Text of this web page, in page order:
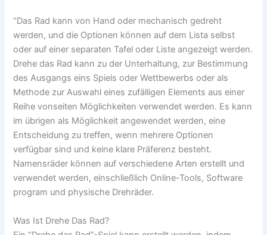
“Das Rad kann von Hand oder mechanisch gedreht
werden, und die Optionen können auf dem Lista selbst
oder auf einer separaten Tafel oder Liste angezeigt werden.
Drehe das Rad kann zu der Unterhaltung, zur Bestimmung
des Ausgangs eins Spiels oder Wettbewerbs oder als
Methode zur Auswahl eines zufälligen Elements aus einer
Reihe vonseiten Möglichkeiten verwendet werden. Es kann
im übrigen als Möglichkeit angewendet werden, eine
Entscheidung zu treffen, wenn mehrere Optionen
verfügbar sind und keine klare Präferenz besteht.
Namensräder können auf verschiedene Arten erstellt und
verwendet werden, einschließlich Online-Tools, Software
program und physische Drehräder.
Was Ist Drehe Das Rad?